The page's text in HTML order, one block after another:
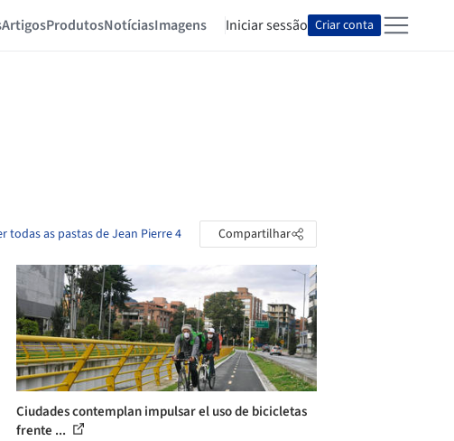
ArtigosProdutosNotíciasImagens Iniciar sessão Criar conta
todas as pastas de Jean Pierre 4 Compartilhar
Ciudades contemplan impulsar el uso de bicicletas
frente ...